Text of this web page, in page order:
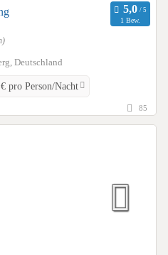
1 Bew.
Deutschland
pro Person/Nacht
85